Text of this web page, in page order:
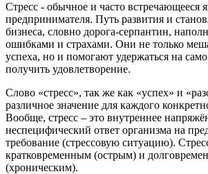
Стресс - обычное и часто встречающееся
предпринимателя. Путь развития и
бизнеса, словно дорога-серпантин,
ошибками и страхами. Они не только
успеха, но и помогают удержаться на
получить удовлетворение.
Слово «стресс», так же как «успех» и
различное значение для каждого
Вообще, стресс – это внутреннее
неспецифический ответ организма на
требование (стрессовую ситуацию).
кратковременным (острым) и
(хроническим).